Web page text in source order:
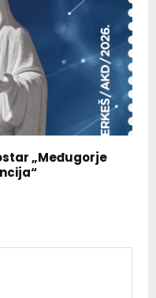
„Međugorje